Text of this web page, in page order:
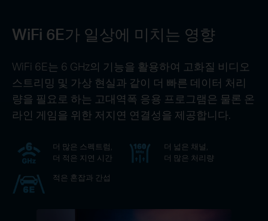
WiFi 6E가 일상에 미치는 영향
WiFi 6E는 6 GHz의 기능을 활용하여 고화질 비디오
스트리밍 및 가상 현실과 같이 더 빠른 데이터 처리
량을 필요로 하는 고대역폭 응용 프로그램은 물론 온
라인 게임을 위한 저지연 연결성을 제공합니다.
더 많은 스펙트럼,
더 적은 지연 시간
더 넓은 채널,
더 많은 처리량
적은 혼잡과 간섭